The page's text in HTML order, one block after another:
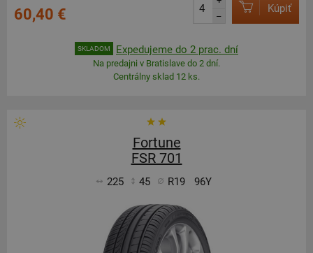
60,40 €
–
Kúpiť
SKLADOM Expedujeme do 2 prac. dní
Na predajni v Bratislave do 2 dní.
Centrálny sklad 12 ks.
Fortune
FSR 701
225 45 R19 96Y